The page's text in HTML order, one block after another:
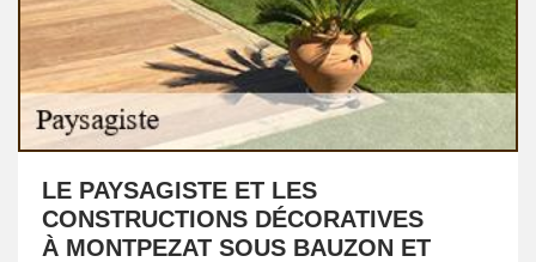
LE PAYSAGISTE ET LES
CONSTRUCTIONS DÉCORATIVES
À MONTPEZAT SOUS BAUZON ET